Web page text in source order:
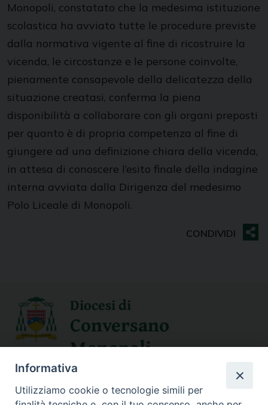
Monopoli, constatato che la medesima istituzione
scolastica ha avviato tutte le procedure previste
dalla normativa vigente al fine di ricostruire la
vicenda, le circostanze e le persone coinvolte,
pienamente consapevole della delicatezza della
situazione creatasi, conferma la piena
disponibilità a collaborare con gli organi preposti
per quanto è di propria competenza al fine di
giungere ad una definizione chiara della vicenda,
in attesa di conoscere l’esito finale della indagine
interna avviata dalla Dirigenza del medesimo
Polo Liceale di Monopoli.
Diocesi di
Conversano
Monopoli
SEGUICI SU
Informativa
Utilizziamo cookie o tecnologie simili per